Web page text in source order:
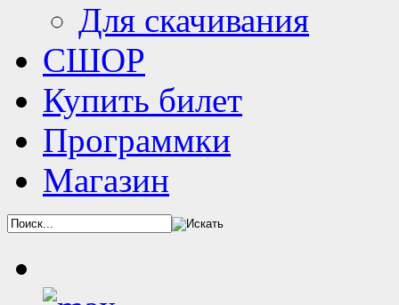
Для скачивания
СШОР
Купить билет
Программки
Магазин